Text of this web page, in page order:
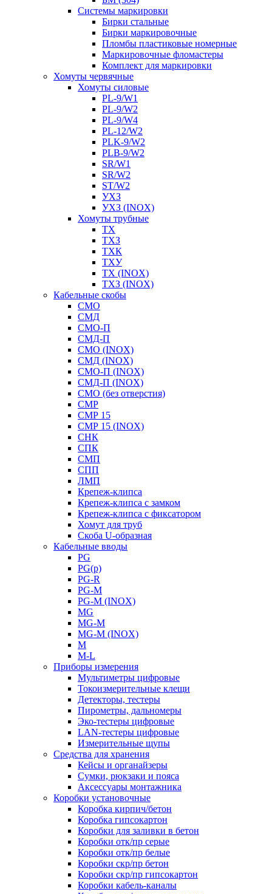
Системы маркировки
Бирки стальные
Бирки маркировочные
Пломбы пластиковые номерные
Маркировочные фломастеры
Комплект для маркировки
Хомуты червячные
Хомуты силовые
PL-9/W1
PL-9/W2
PL-9/W4
PL-12/W2
PLK-9/W2
PLB-9/W2
SR/W1
SR/W2
ST/W2
УХЗ
УХЗ (INOX)
Хомуты трубные
ТХ
ТХЗ
ТХК
ТХУ
ТХ (INOX)
ТХЗ (INOX)
Кабельные скобы
СМО
СМД
СМО-П
СМД-П
СМО (INOX)
СМД (INOX)
СМО-П (INOX)
СМД-П (INOX)
СМО (без отверстия)
СМР
СМР 15
СМР 15 (INOX)
СНК
СПК
СМП
СПП
ЛМП
Крепеж-клипса
Крепеж-клипса с замком
Крепеж-клипса с фиксатором
Хомут для труб
Скоба U-образная
Кабельные вводы
PG
PG(p)
PG-R
PG-M
PG-M (INOX)
MG
MG-M
MG-M (INOX)
M
M-L
Приборы измерения
Мультиметры цифровые
Токоизмерительные клещи
Детекторы, тестеры
Пирометры, дальномеры
Эко-тестеры цифровые
LAN-тестеры цифровые
Измерительные щупы
Средства для хранения
Кейсы и органайзеры
Сумки, рюкзаки и пояса
Аксессуары монтажника
Коробки установочные
Коробка кирпич/бетон
Коробка гипсокартон
Коробки для заливки в бетон
Коробки отк/пр серые
Коробки отк/пр белые
Коробки скр/пр бетон
Коробки скр/пр гипсокартон
Коробки кабель-каналы